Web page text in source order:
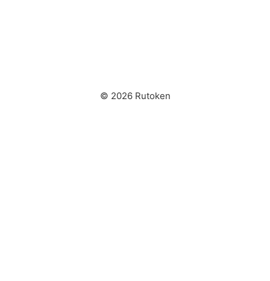
© 2026 Rutoken